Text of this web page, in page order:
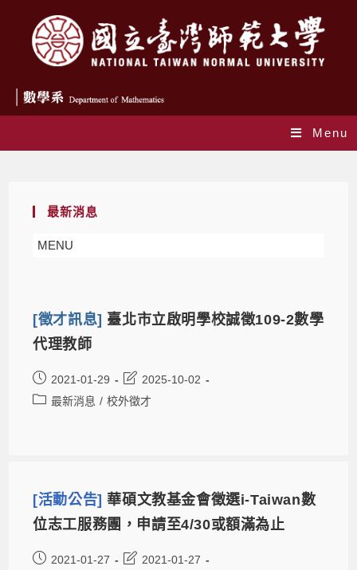
Menu
最新消息
MENU
[徵才訊息] 臺北市立啟明學校誠徵109-2數學
代理教師
2021-01-29
2025-10-02
最新消息 / 校外徵才
[活動公告] 華碩文教基金會徵選i-Taiwan數
位志工服務團，申請至4/30或額滿為止
2021-01-27
2021-01-27